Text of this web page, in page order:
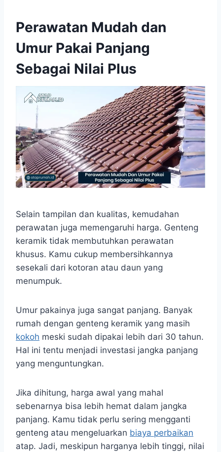
Perawatan Mudah dan
Umur Pakai Panjang
Sebagai Nilai Plus
Selain tampilan dan kualitas, kemudahan
perawatan juga memengaruhi harga. Genteng
keramik tidak membutuhkan perawatan
khusus. Kamu cukup membersihkannya
sesekali dari kotoran atau daun yang
menumpuk.
Umur pakainya juga sangat panjang. Banyak
rumah dengan genteng keramik yang masih
kokoh meski sudah dipakai lebih dari 30 tahun.
Hal ini tentu menjadi investasi jangka panjang
yang menguntungkan.
Jika dihitung, harga awal yang mahal
sebenarnya bisa lebih hemat dalam jangka
panjang. Kamu tidak perlu sering mengganti
genteng atau mengeluarkan biaya perbaikan
atap. Jadi, meskipun harganya lebih tinggi, nilai